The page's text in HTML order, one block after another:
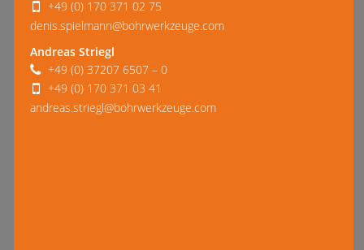
+49 (0) 170 371 02 75
denis.spielmann@bohrwerkzeuge.com
Andreas Striegl
+49 (0) 37207 6507 – 0
+49 (0) 170 371 03 41
andreas.striegl@bohrwerkzeuge.com